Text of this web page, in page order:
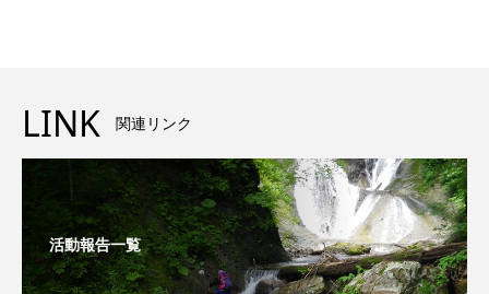
LINK 関連リンク
活動報告一覧